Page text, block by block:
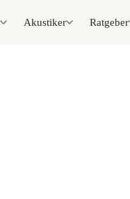
Akustiker Ratgeber